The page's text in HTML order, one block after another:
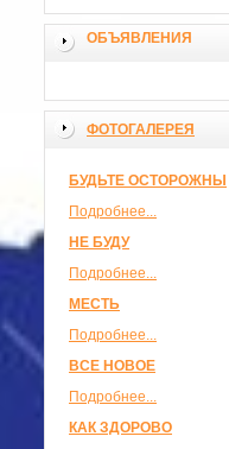
ОБЪЯВЛЕНИЯ
ФОТОГАЛЕРЕЯ
БУДЬТЕ ОСТОРОЖНЫ
Подробнее...
НЕ БУДУ
Подробнее...
МЕСТЬ
Подробнее...
ВСЕ НОВОЕ
Подробнее...
КАК ЗДОРОВО